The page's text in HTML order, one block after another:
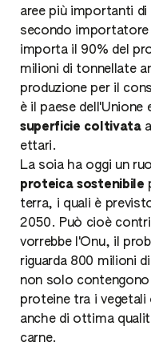
aree più importanti
secondo importatore
importa il 90% del
milioni di tonnellate
produzione per il
è il paese dell'Unione
superficie coltivataa
ettari.
La soia ha oggi un
proteica sostenibile
terra, i quali è
2050. Può cioè
vorrebbe l'Onu, il
riguarda 800 milioni
non solo
proteine tra i
anche di ottima
carne.